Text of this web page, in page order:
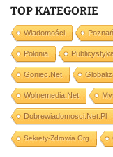
TOP KATEGORIE
Wiadomości Poznań
Polonia
Goniec.net
Wolnemedia.net
Dobrewiadomosci.net.pl
Sekrety-Zdrowia.org